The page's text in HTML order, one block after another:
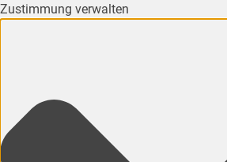
Zustimmung verwalten